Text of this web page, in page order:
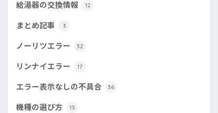
給湯器の交換情報 12
まとめ記事 3
ノーリツエラー 32
リンナイエラー 17
エラー表示なしの不具合 36
機種の選び方 13